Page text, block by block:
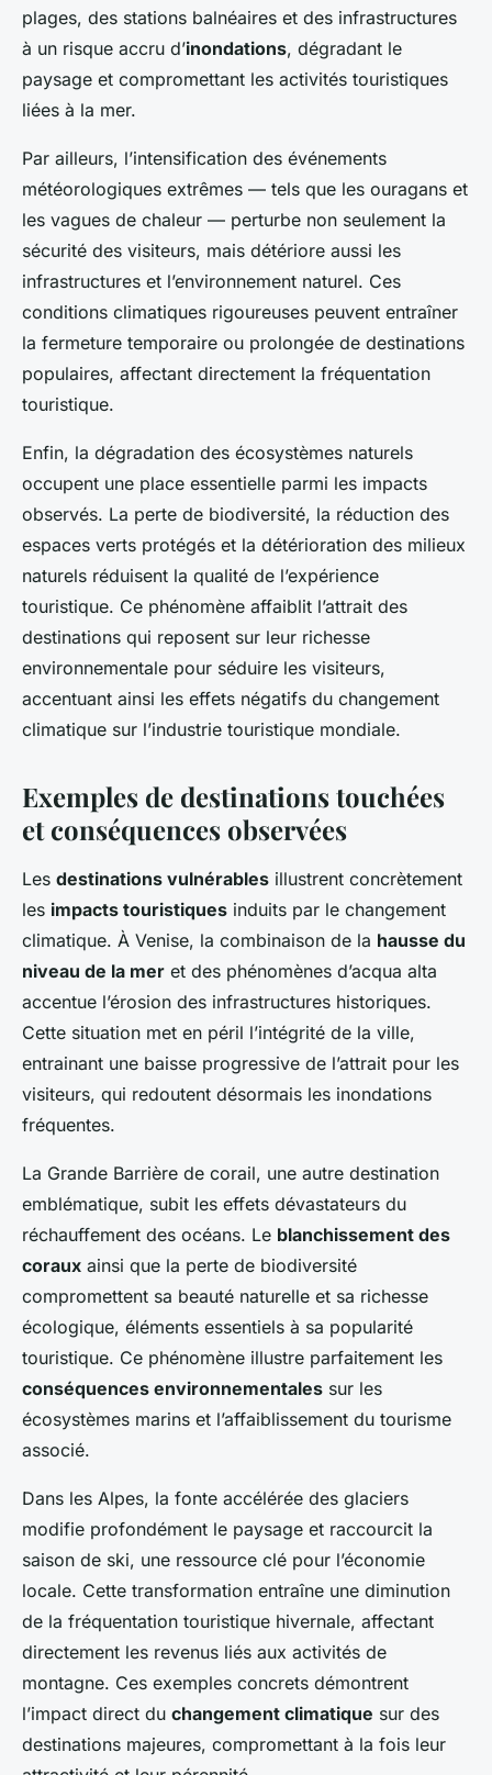
plages, des stations balnéaires et des infrastructures
à un risque accru d’inondations, dégradant le
paysage et compromettant les activités touristiques
liées à la mer.
Par ailleurs, l’intensification des événements
météorologiques extrêmes — tels que les ouragans et
les vagues de chaleur — perturbe non seulement la
sécurité des visiteurs, mais détériore aussi les
infrastructures et l’environnement naturel. Ces
conditions climatiques rigoureuses peuvent entraîner
la fermeture temporaire ou prolongée de destinations
populaires, affectant directement la fréquentation
touristique.
Enfin, la dégradation des écosystèmes naturels
occupent une place essentielle parmi les impacts
observés. La perte de biodiversité, la réduction des
espaces verts protégés et la détérioration des milieux
naturels réduisent la qualité de l’expérience
touristique. Ce phénomène affaiblit l’attrait des
destinations qui reposent sur leur richesse
environnementale pour séduire les visiteurs,
accentuant ainsi les effets négatifs du changement
climatique sur l’industrie touristique mondiale.
Exemples de destinations touchées
et conséquences observées
Les destinations vulnérables illustrent concrètement
les impacts touristiques induits par le changement
climatique. À Venise, la combinaison de la hausse du
niveau de la mer et des phénomènes d’acqua alta
accentue l’érosion des infrastructures historiques.
Cette situation met en péril l’intégrité de la ville,
entrainant une baisse progressive de l’attrait pour les
visiteurs, qui redoutent désormais les inondations
fréquentes.
La Grande Barrière de corail, une autre destination
emblématique, subit les effets dévastateurs du
réchauffement des océans. Le blanchissement des
coraux ainsi que la perte de biodiversité
compromettent sa beauté naturelle et sa richesse
écologique, éléments essentiels à sa popularité
touristique. Ce phénomène illustre parfaitement les
conséquences environnementales sur les
écosystèmes marins et l’affaiblissement du tourisme
associé.
Dans les Alpes, la fonte accélérée des glaciers
modifie profondément le paysage et raccourcit la
saison de ski, une ressource clé pour l’économie
locale. Cette transformation entraîne une diminution
de la fréquentation touristique hivernale, affectant
directement les revenus liés aux activités de
montagne. Ces exemples concrets démontrent
l’impact direct du changement climatique sur des
destinations majeures, compromettant à la fois leur